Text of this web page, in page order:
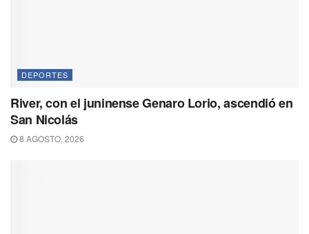
DEPORTES
River, con el juninense Genaro Lorio, ascendió en
San Nicolás
8 AGOSTO, 2026